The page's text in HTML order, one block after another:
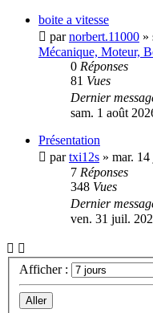
boite a vitesse
parnorbert.11000 »
Mécanique, Moteur,
0 Réponses
81 Vues
Dernier
sam. 1 août
Présentation
partxi12s » mar.
7 Réponses
348 Vues
Dernier
ven. 31 juil.
Afficher :